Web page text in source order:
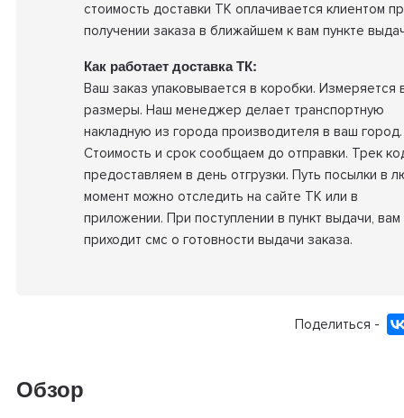
стоимость доставки ТК оплачивается клиентом
получении заказа в ближайшем к вам пункте
Как работает доставка ТК:
Ваш заказ упаковывается в коробки. Измеряется
размеры. Наш менеджер делает транспортную
накладную из города производителя в ваш город.
Стоимость и срок сообщаем до отправки. Трек
предоставляем в день отгрузки. Путь посылки в
момент можно отследить на сайте ТК или в
приложении. При поступлении в пункт выдачи, вам
приходит смс о готовности выдачи заказа.
Поделиться -
Обзор